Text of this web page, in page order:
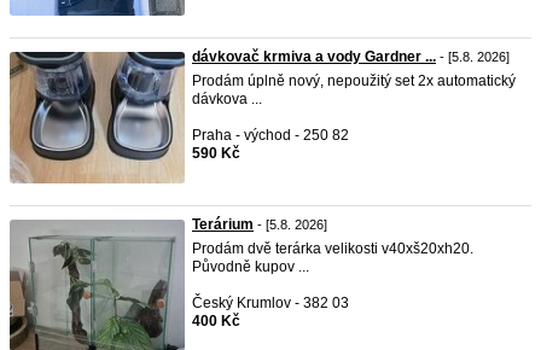
dávkovač krmiva a vody Gardner ... - [5.8. 2026]
Prodám úplně nový, nepoužitý set 2x automatický
dávkova ...
Praha - východ - 250 82
590 Kč
Terárium - [5.8. 2026]
Prodám dvě terárka velikosti v40xš20xh20.
Původně kupov ...
Český Krumlov - 382 03
400 Kč